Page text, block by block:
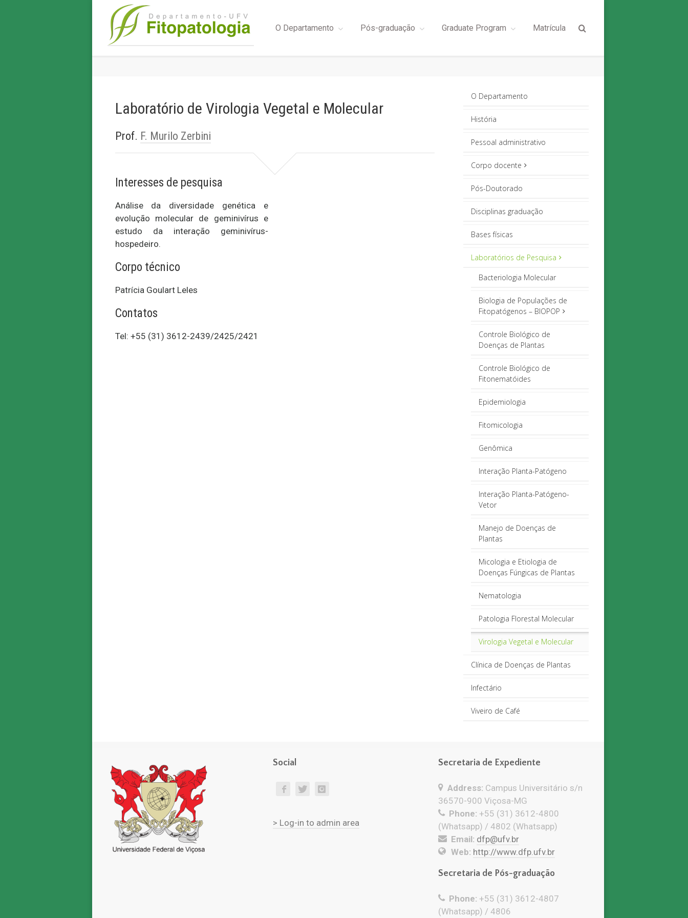
O Departamento Pós-graduação Graduate Program Matrícula
Laboratório de Virologia Vegetal e Molecular
Prof. F. Murilo Zerbini
Interesses de pesquisa
Análise da diversidade genética e
evolução molecular de geminivírus e
estudo da interação geminivírus-
hospedeiro.
Corpo técnico
Patrícia Goulart Leles
Contatos
Tel: +55 (31) 3612-2439/2425/2421
O Departamento
História
Pessoal administrativo
Corpo docente
Pós-Doutorado
Disciplinas graduação
Bases físicas
Laboratórios de Pesquisa
Bacteriologia Molecular
Biologia de Populações de
Fitopatógenos – BIOPOP
Controle Biológico de
Doenças de Plantas
Controle Biológico de
Fitonematóides
Epidemiologia
Fitomicologia
Genômica
Interação Planta-Patógeno
Interação Planta-Patógeno-
Vetor
Manejo de Doenças de
Plantas
Micologia e Etiologia de
Doenças Fúngicas de Plantas
Nematologia
Patologia Florestal Molecular
Virologia Vegetal e Molecular
Clínica de Doenças de Plantas
Infectário
Viveiro de Café
Social
> Log-in to admin area
Secretaria de Expediente
Address: Campus Universitário s/n
36570-900 Viçosa-MG
Phone: +55 (31) 3612-4800
(Whatsapp) / 4802 (Whatsapp)
Email: dfp@ufv.br
Web: http://www.dfp.ufv.br
Secretaria de Pós-graduação
Phone: +55 (31) 3612-4807
(Whatsapp) / 4806